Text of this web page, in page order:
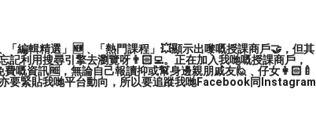
編輯精選」🆕﹑「熱門課程」💥顯示出嚟嘅授課商戶🤝，但其
記利用搜尋引擎去瀏覽呀👨🏻‍💻。正在加入我哋嘅授課商戶，
嘅資訊🆓，無論自己報讀抑或幫身邊親朋戚友🙋﹑仔女👩🏻‍🍼
要緊貼我哋平台動向，所以要追蹤我哋Facebook同Instagram